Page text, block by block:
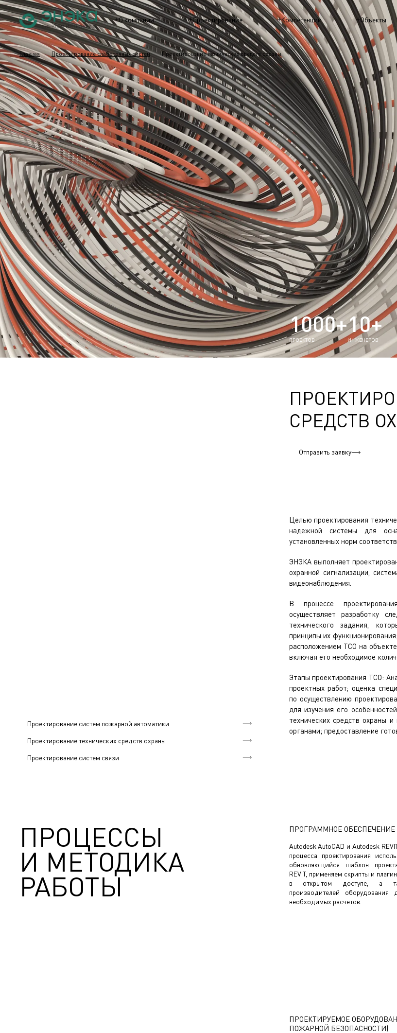
О компании Проектирование Компетенции Объекты
Главная Проектирование слаботочных систем Проектирование технических средств охраны
1000+
ПРОЕКТОВ
10+
ИНЖЕНЕРОВ
Проектирование систем пожарной автоматики
Проектирование технических средств охраны
Проектирование систем связи
СРЕДСТВ
Отправить заявку
Целью проектирования
надежной системы для
установленных норм
ЭНЭКА выполняет
охранной сигнализации,
видеонаблюдения.
В процессе
осуществляет разработку
технического задания,
принципы их
расположением ТСО на
включая его необходимое
Этапы проектирования ТСО:
проектных работ; оценка
по осуществлению
для изучения его
технических средств охраны
органами; предоставление
ПРОЦЕССЫ
И МЕТОДИКА
РАБОТЫ
ПРОГРАММНОЕ ОБЕСПЕЧЕНИЕ
Autodesk AutoCAD и Autodesk
процесса проектирования
обновляющийся шаблон
REVIT, применяем скрипты и
в открытом доступе, а
производителей оборудования
необходимых расчетов.
ПРОЕКТИРУЕМОЕ
ПОЖАРНОЙ БЕЗОПАСНОСТИ)